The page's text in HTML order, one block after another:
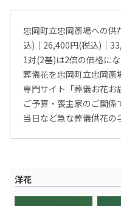
忠岡町立忠岡斎場への
込)│26,400円(税込
1対(2基)は2倍の価格にな
葬儀花を忠岡町立忠岡斎
専門サイト「葬儀お花お
ご予算・喪主家のご関係
当日など急な葬儀供花の
洋花